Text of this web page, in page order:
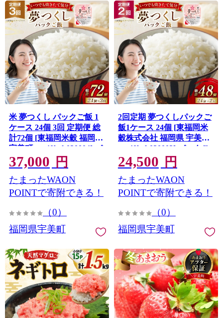
米 夢つくし パックご飯 1
ケース 24個 3回 定期便 総
計72個 [東福岡米穀 福岡県
宇美町 um40beh030004] パ
ックごはん パックライス
国産 米 レンジ 簡単 便利
保存食 備蓄 ローリングス
トック ふるさと納税
37,000 円
たまったWAON
POINTで寄附できる！
（0）
福岡県宇美町
2回定期 夢つくしパックご
飯1ケース 24個 [東福岡米
穀株式会社 福岡県 宇美町
um40beh030003] パックご
はん パックライス 国産 米
レンジ 簡単 便利 保存食 備
蓄 ローリングストック ふ
るさと納税
24,500 円
たまったWAON
POINTで寄附できる！
（0）
福岡県宇美町